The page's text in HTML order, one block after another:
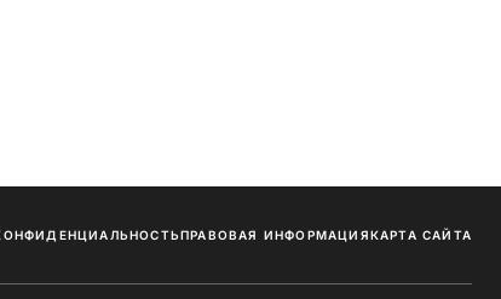
ПРАВОВАЯ ИНФОРМАЦИЯКАРТА САЙТА